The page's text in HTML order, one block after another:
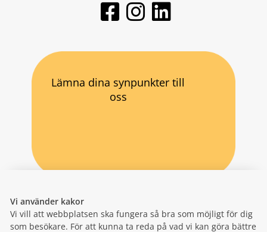
Vi använder kakor
Vi vill att webbplatsen ska fungera så bra som möjligt för dig
som besökare. För att kunna ta reda på vad vi kan göra bättre
Lämna dina synpunkter till
oss